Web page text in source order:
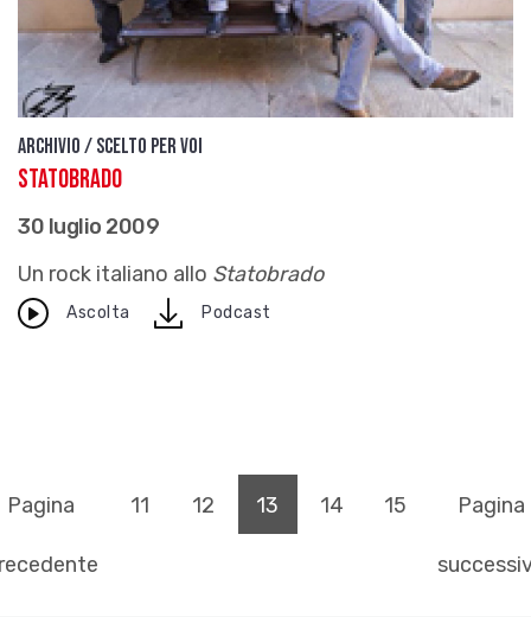
Archivio / Scelto per voi
Statobrado
30 luglio 2009
Un rock italiano allo Statobrado
Ascolta downloadPodcast
Pagina 11 12 13 (pagina corrente)
14 15 Pagina